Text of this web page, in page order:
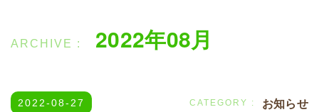
2022年08月
お知らせ
2022-08-27